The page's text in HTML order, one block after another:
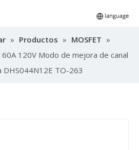
» Productos » MOSFET »
120V Modo de mejora de canal
DHS044N12E TO-263